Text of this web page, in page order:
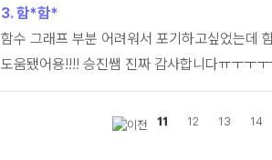
3. 함*함*
함수 그래프 부분 어려워서 포기하고싶었는데
도움됐어용!!!! 승진쌤 진짜 감사합니다ㅠㅜㅜ
11 12 13 14